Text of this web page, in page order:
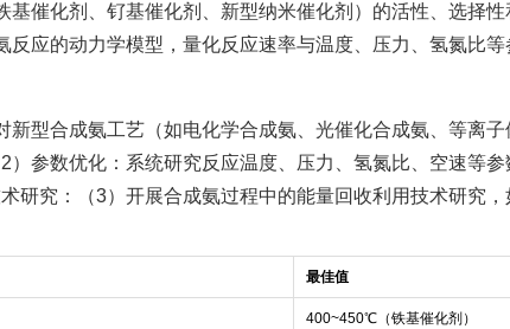
催化剂、钌基催化剂、新型纳米催化剂）的活性、选择
应的动力学模型，量化反应速率与温度、压力、氢氮比
新型合成氨工艺（如电化学合成氨、光催化合成氨、等离
参数优化：系统研究反应温度、压力、氢氮比、空速等
研究：（3）开展合成氨过程中的能量回收利用技术研究
最佳值
400~450℃（铁基催化剂）